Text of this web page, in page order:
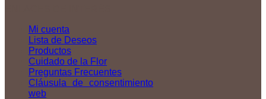
Mi cuenta
Lista de Deseos
Productos
Cuidado de la Flor
Preguntas Frecuentes
Cláusula de consentimiento
web